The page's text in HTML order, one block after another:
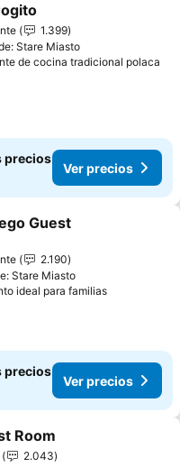
a favoritos
1.399
Stare Miasto
de cocina tradicional polaca
precios
Ver precios
a favoritos
Guest
2.190
Stare Miasto
ideal para familiasVer
precios
Ver precios
a favoritos
Room
2.043